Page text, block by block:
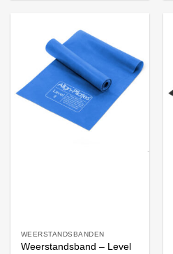
WEERSTANDSBANDEN
Weerstandsband – Level